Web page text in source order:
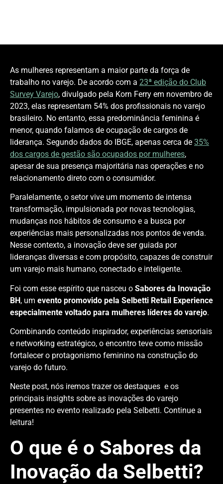
As mulheres representam a maior parte da força de
trabalho no varejo. De acordo com a 23ª edição do Club
Survey Varejo, divulgado pela Korn Ferry em novembro de
2023, elas representam 54% dos profissionais no varejo
brasileiro. No entanto, essa predominância feminina é
menor, quando falamos de ocupação de cargos de
liderança. Segundo dados do IBGE, apenas cerca de 35%
dos cargos de gestão são ocupados por mulheres,
apesar de sua presença majoritária nas operações e no
relacionamento direto com o consumidor.
Paralelamente, o setor vive um momento de intensa
transformação, impulsionada por novas tecnologias,
mudanças nos hábitos de consumo e a busca por
experiências mais personalizadas nos pontos de venda.
Nesse contexto, a inovação deve ser guiada por
lideranças diversas e com propósito, capazes de construir
um varejo mais humano, conectado e inteligente.
Foi com esse espírito que nasceu o Sabores da Inovação
BH, um evento promovido pela Selbetti Retail Experience
especialmente voltado para mulheres líderes do varejo.
Combinando conteúdo inspirador, experiências sensoriais
e networking estratégico, o encontro teve como missão
fortalecer o protagonismo feminino na construção do
varejo do futuro.
Neste post, nós iremos trazer os destaques e os
principais insights sobre as inovações do varejo
presentes no evento realizado pela Selbetti. Continue a
leitura!
O que é o Sabores da
Inovação da Selbetti?